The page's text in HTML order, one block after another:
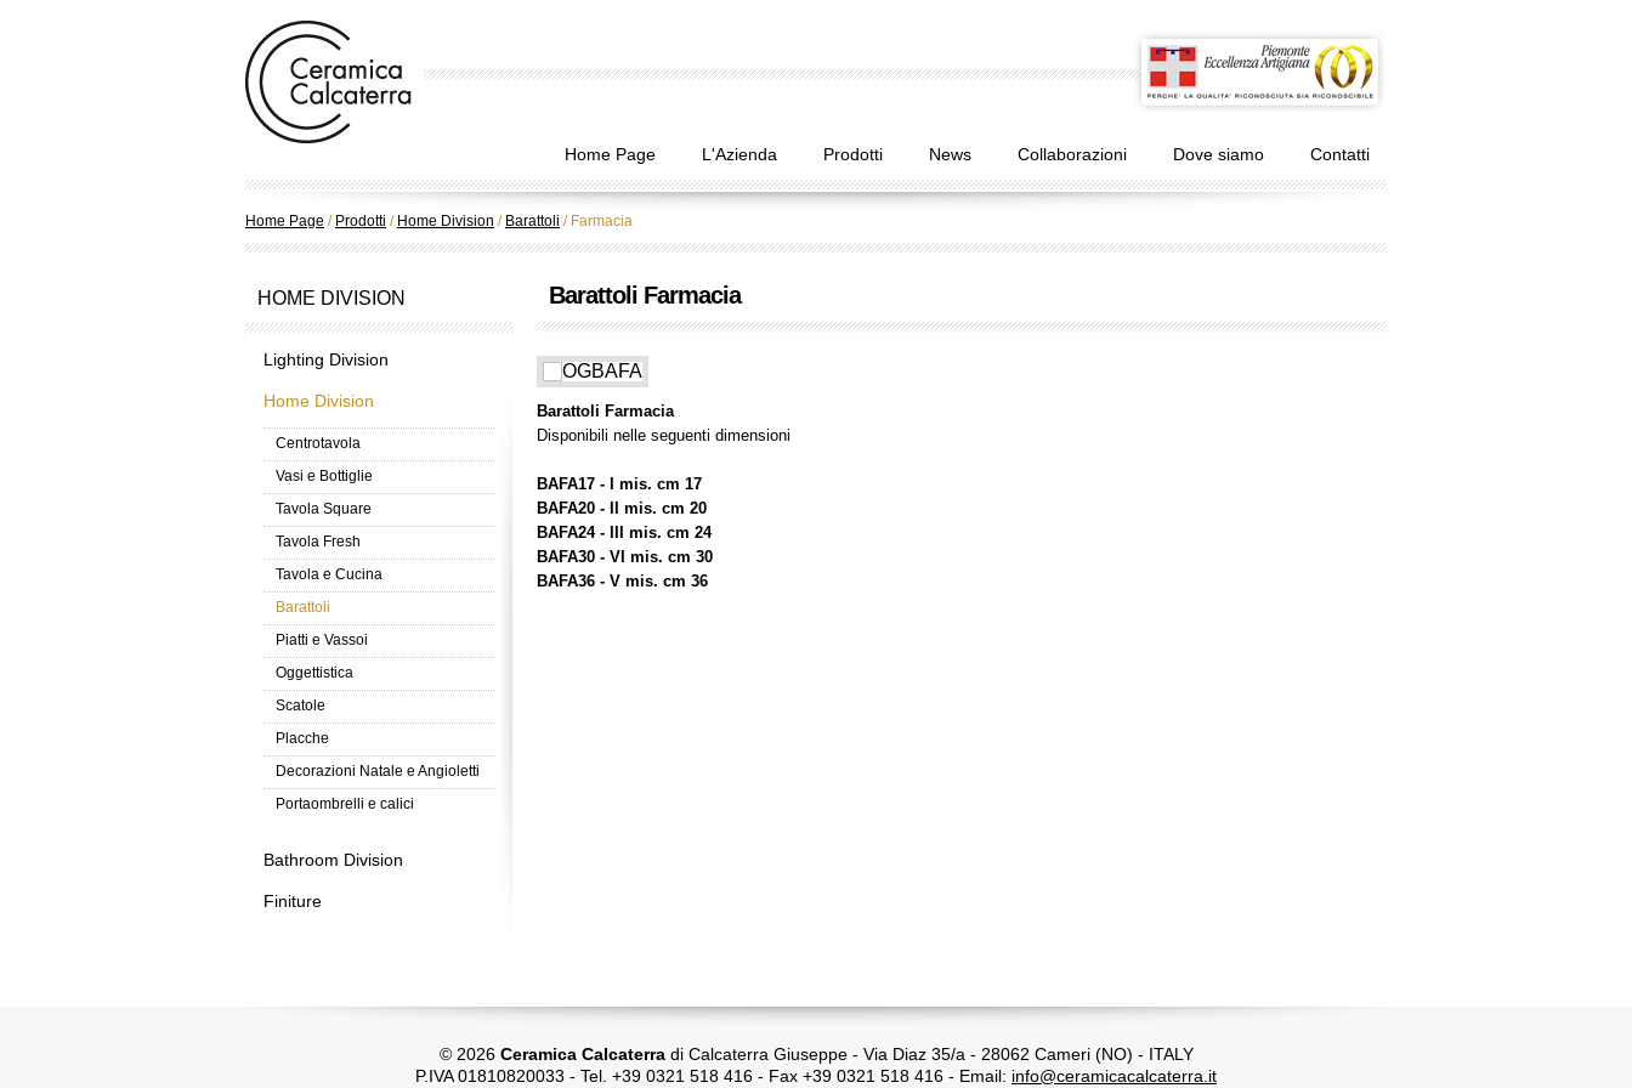
Home Page L'Azienda Prodotti News Collaborazioni Dove siamo Contatti
Home Page / Prodotti / Home Division / Barattoli /Farmacia
HOME DIVISION
Lighting Division
Home Division
Centrotavola
Vasi e Bottiglie
Tavola Square
Tavola Fresh
Tavola e Cucina
Barattoli
Piatti e Vassoi
Oggettistica
Scatole
Placche
Decorazioni Natale e Angioletti
Portaombrelli e calici
Bathroom Division
Finiture
Barattoli Farmacia
Barattoli Farmacia
Disponibili nelle seguenti dimensioni
BAFA17 - I mis. cm 17
BAFA20 - II mis. cm 20
BAFA24 - III mis. cm 24
BAFA30 - VI mis. cm 30
BAFA36 - V mis. cm 36
© 2026 Ceramica Calcaterradi Calcaterra Giuseppe - Via Diaz 35/a - 28062 Cameri (NO) - ITALY
P.IVA 01810820033 - Tel. +39 0321 518 416 - Fax +39 0321 518 416 - Email: info@ceramicacalcaterra.it